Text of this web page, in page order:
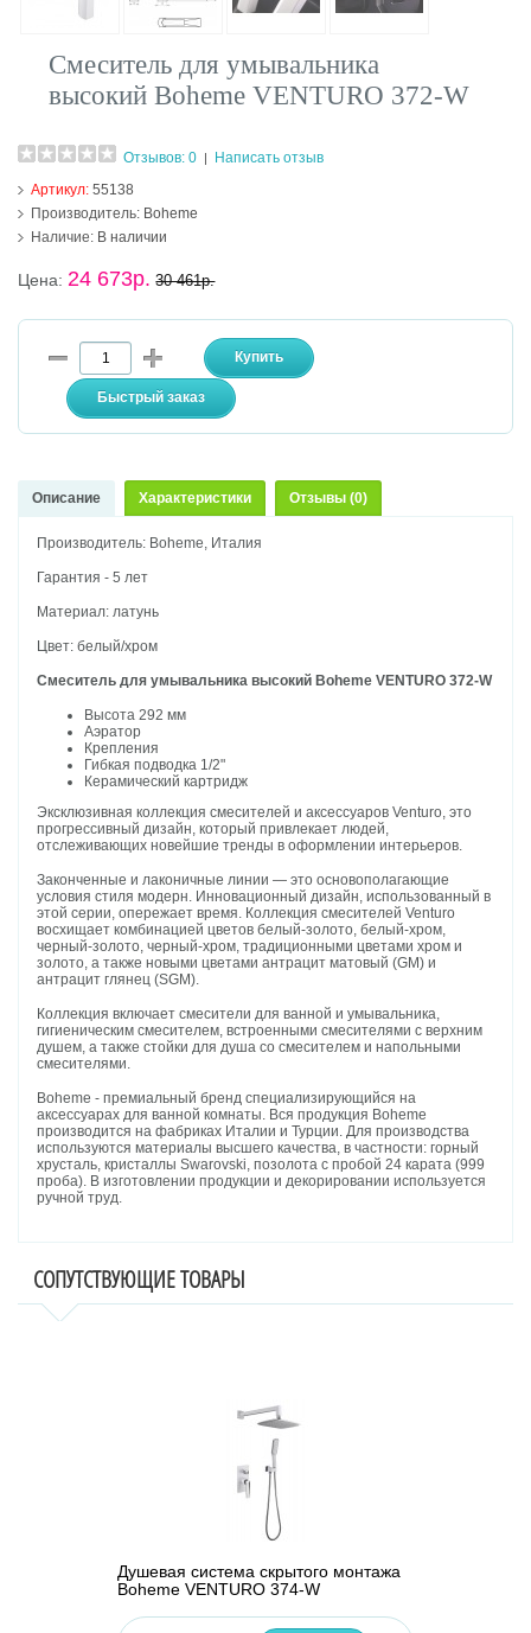
Смеситель для умывальника
высокий Boheme VENTURO 372-W
Отзывов: 0
Написать отзыв
Артикул:55138
Производитель: Boheme
Наличие: В наличии
Цена:24 673р. 30 461р.
Описание Характеристики Отзывы (0)
Производитель: Boheme, Италия
Гарантия - 5 лет
Материал: латунь
Цвет: белый/хром
Смеситель для умывальника высокий Boheme VENTURO 372-W
Высота 292 мм
Аэратор
Крепления
Гибкая подводка 1/2"
Керамический картридж
Эксклюзивная коллекция смесителей и аксессуаров Venturo, это
прогрессивный дизайн, который привлекает людей,
отслеживающих новейшие тренды в оформлении интерьеров.
Законченные и лаконичные линии — это основополагающие
условия стиля модерн. Инновационный дизайн, использованный в
этой серии, опережает время. Коллекция смесителей Venturo
восхищает комбинацией цветов белый-золото, белый-хром,
черный-золото, черный-хром, традиционными цветами хром и
золото, а также новыми цветами антрацит матовый (GM) и
антрацит глянец (SGM).
Коллекция включает смесители для ванной и умывальника,
гигиеническим смесителем, встроенными смесителями с верхним
душем, а также стойки для душа со смесителем и напольными
смесителями.
Boheme - премиальный бренд специализирующийся на
аксессуарах для ванной комнаты. Вся продукция Boheme
производится на фабриках Италии и Турции. Для производства
используются материалы высшего качества, в частности: горный
хрусталь, кристаллы Swarovski, позолота с пробой 24 карата (999
проба). В изготовлении продукции и декорировании используется
ручной труд.
СОПУТСТВУЮЩИЕ ТОВАРЫ
Душевая система скрытого монтажа
Boheme VENTURO 374-W